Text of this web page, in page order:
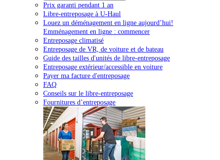
Prix garanti pendant 1 an
Libre-entreposage à U-Haul
Louez un déménagement en ligne aujourd’hui!
Emménagement en ligne : commencer
Entreposage climatisé
Entreposage de VR, de voiture et de bateau
Guide des tailles d'unités de libre-entreposage
Entreposage extérieur/accessible en voiture
Payer ma facture d'entreposage
FAQ
Conseils sur le libre-entreposage
Fournitures d’entreposage